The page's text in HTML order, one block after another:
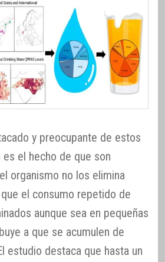
y preocupante de estos
es el hecho de que son
organismo no los elimina
el consumo repetido de
aunque sea en pequeñas
a que se acumulen de
estudio destaca que hasta un